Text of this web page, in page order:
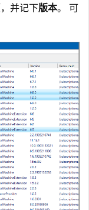
并记下版本。 可